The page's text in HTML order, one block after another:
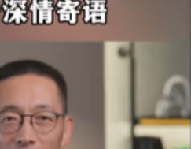
学校教师教研员
布地质灾害防治重磅方